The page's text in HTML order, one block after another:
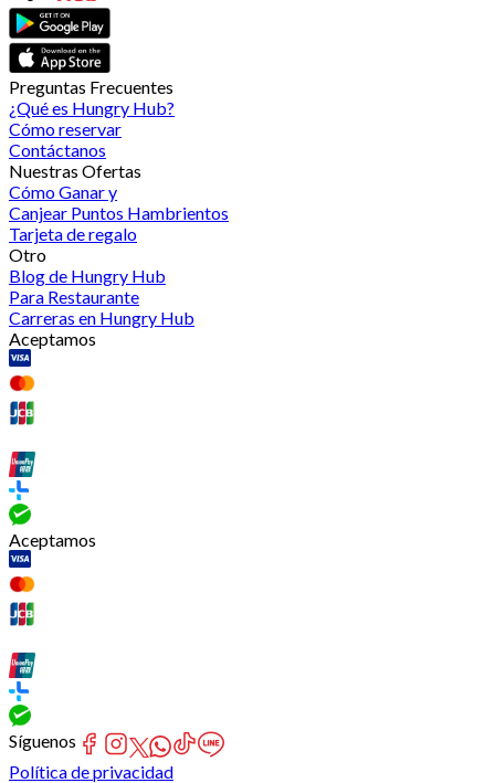
Preguntas Frecuentes
¿Qué es Hungry Hub?
Cómo reservar
Contáctanos
Nuestras Ofertas
Cómo Ganar y
Canjear Puntos Hambrientos
Tarjeta de regalo
Otro
Blog de Hungry Hub
Para Restaurante
Carreras en Hungry Hub
Aceptamos
Aceptamos
Síguenos
Política de privacidad